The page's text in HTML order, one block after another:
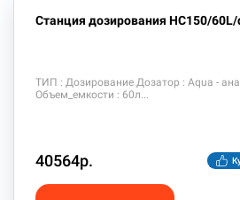
Станция дозирования HC150/
ТИП : Дозирование Дозатор : Aqua -
Объем_емкости : 60л
40564р.